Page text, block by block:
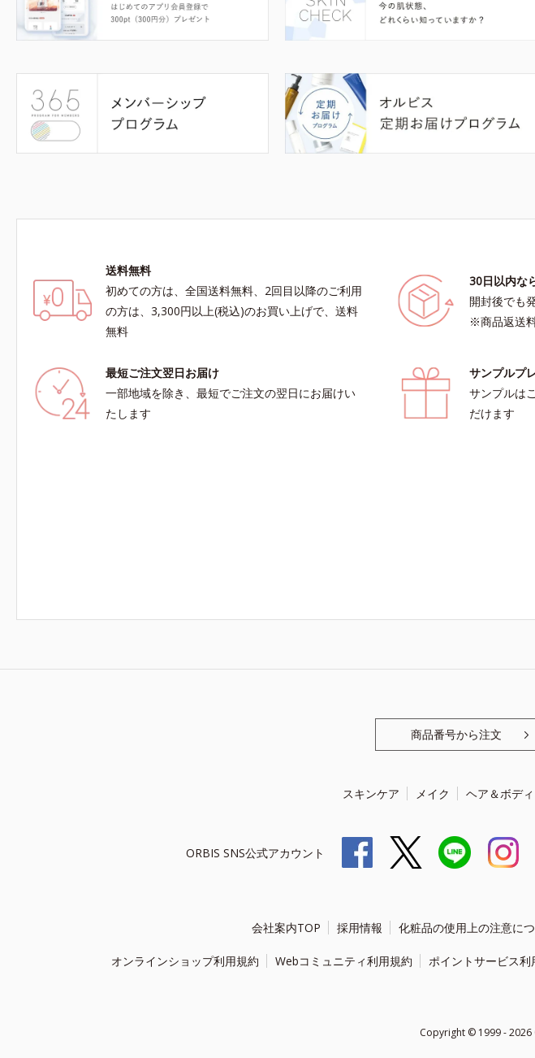
送料無料
初めての方は、全国送料無料、2回目以降のご利用
の方は、3,300円以上(税込)のお買い上げで、送料
無料
30日以内な
開封後でも
※商品返送
最短ご注文翌日お届け
一部地域を除き、最短でご注文の翌日にお届けい
たします
サンプルプ
サンプルは
だけます
商品番号から注文
スキンケア メイク ヘア＆ボディ
ORBIS SNS公式アカウント
会社案内TOP 採用情報 化粧品の使用上の注意に
オンラインショップ利用規約 Webコミュニティ利用規約 ポイントサービス利
Copyright © 1999 - 2026